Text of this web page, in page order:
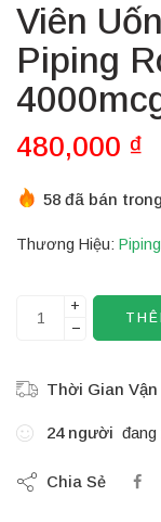
Viên
Piping
480,000 ₫
58 đã bán
Thương Hiệu:
+
−
Thời Gian
24 người đang
Chia Sẻ